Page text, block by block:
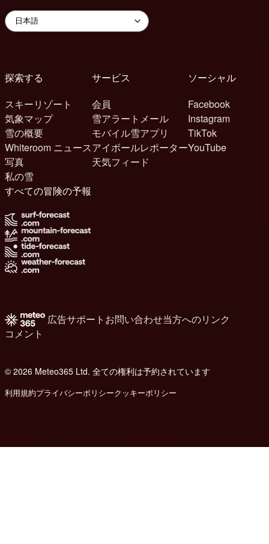
探索する
スキーリゾート
気象マップ
雪の概要
Whiteroom ニュース
写真
私の雪
サービス
会員
雪アラートメール
モバイル雪アプリ
アイボールレポーター
天気フィード
ソーシャル
Facebook
Instagram
TikTok
YouTube
すべての冒険の予報
広告サポート お問い合わせ当方へのリンク
コメント
© 2026 Meteo365 Ltd. 全ての権利は予約されています
利用規約プライバシーポリシークッキーポリシー